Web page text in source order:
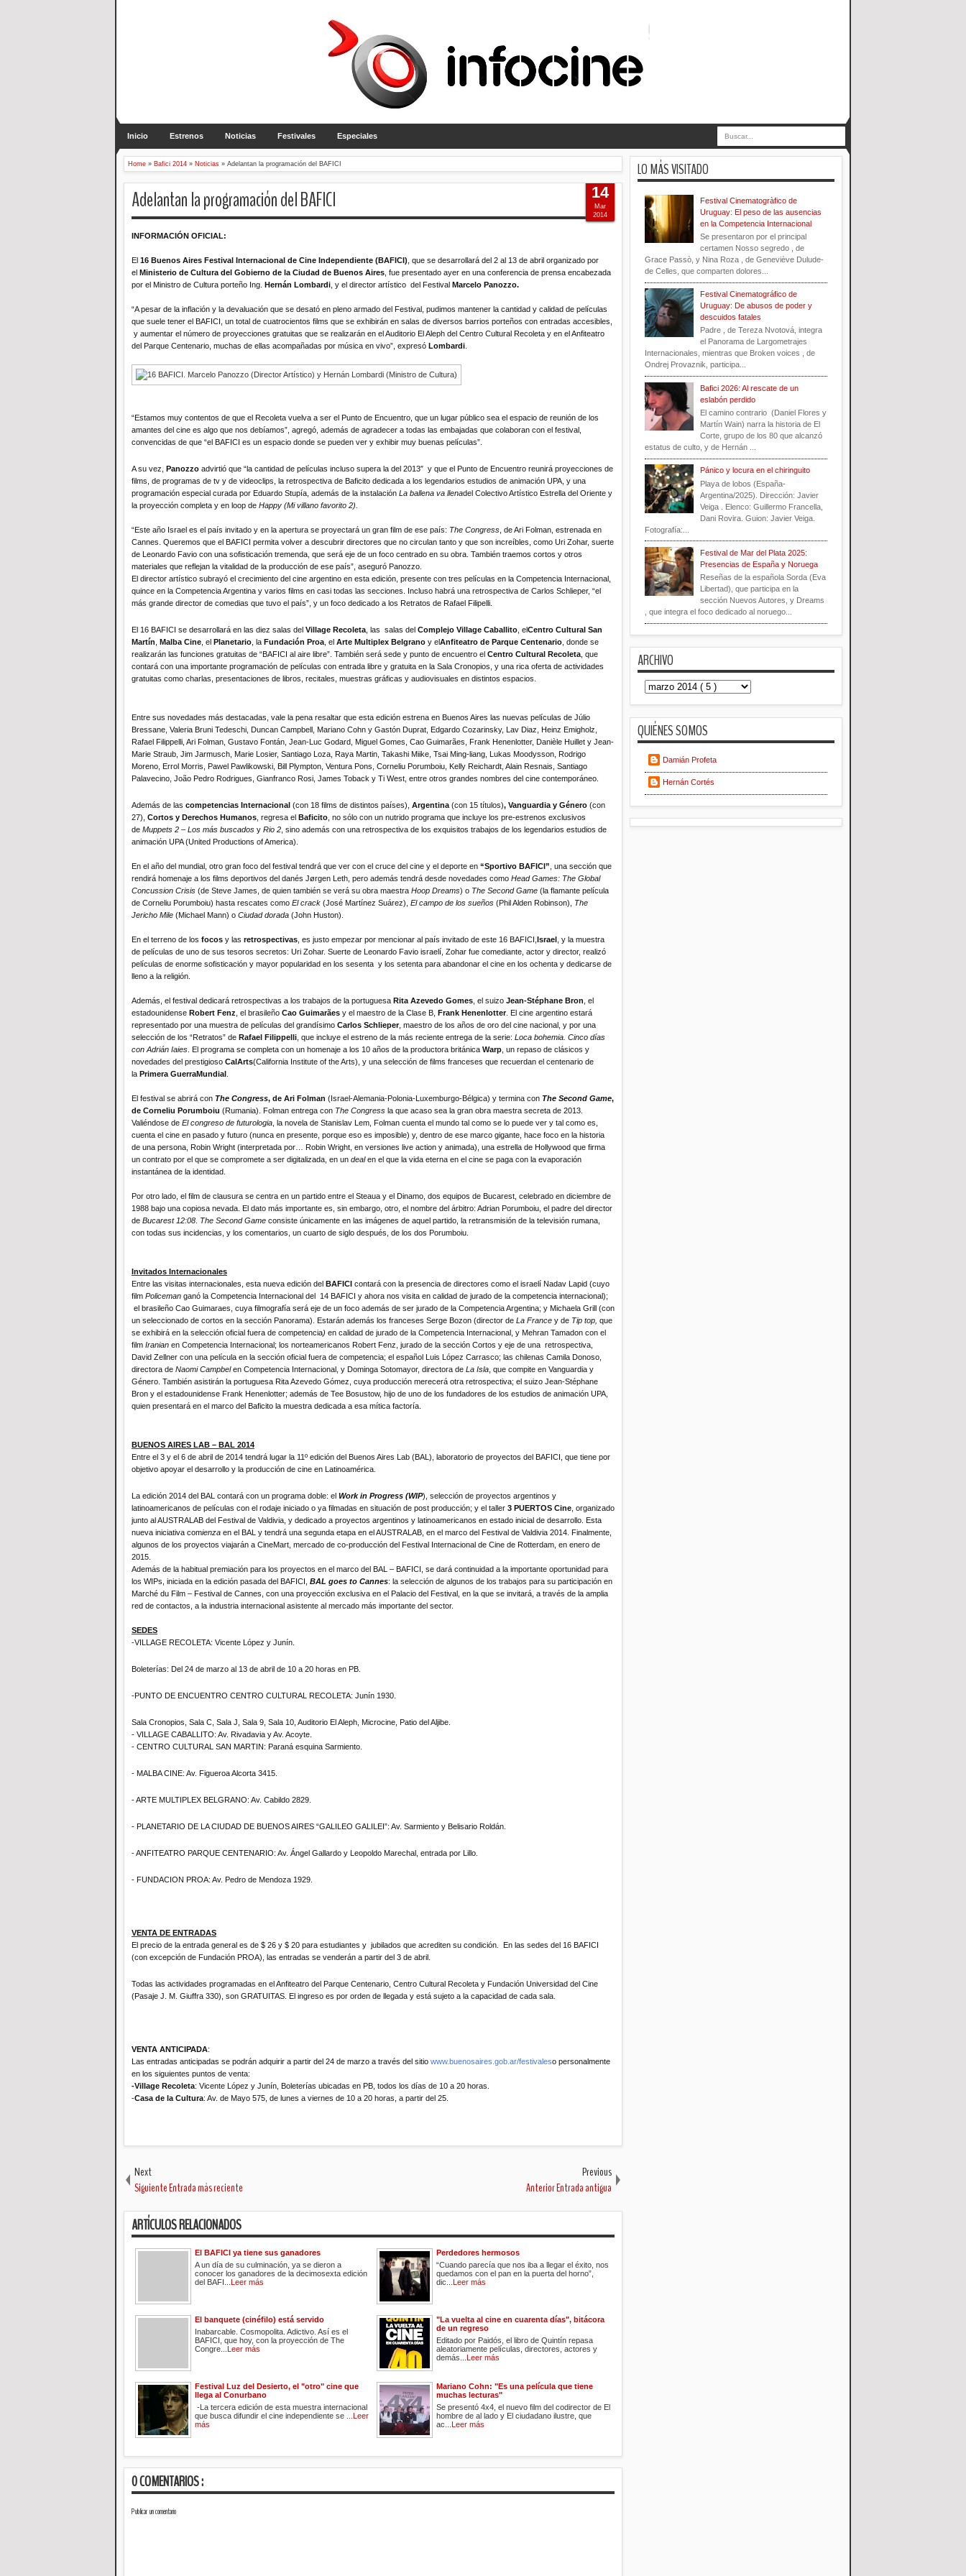
Inicio Estrenos Noticias Festivales Especiales
Home » Bafici 2014 » Noticias » Adelantan la programación del BAFICI
Adelantan la programación del BAFICI
INFORMACIÓN OFICIAL:
El 16 Buenos Aires Festival Internacional de Cine Independiente (BAFICI) , que se desarrollará del 2 al 13 de abril organizado por
el Ministerio de Cultura del Gobierno de la Ciudad de Buenos Aires , fue presentado ayer en una conferencia de prensa encabezada
por el Ministro de Cultura porteño Ing. Hernán Lombardi , y el director artístico del Festival Marcelo Panozzo.
“A pesar de la inflación y la devaluación que se desató en pleno armado del Festival, pudimos mantener la cantidad y calidad de películas
que suele tener el BAFICI, un total de cuatrocientos films que se exhibirán en salas de diversos barrios porteños con entradas accesibles,
y aumentar el número de proyecciones gratuitas que se realizarán en el Auditorio El Aleph del Centro Cultural Recoleta y en el Anfiteatro
del Parque Centenario, muchas de ellas acompañadas por música en vivo”, expresó Lombardi
“Estamos muy contentos de que el Recoleta vuelva a ser el Punto de Encuentro, que un lugar público sea el espacio de reunión de los
amantes del cine es algo que nos debíamos”, agregó, además de agradecer a todas las embajadas que colaboran con el festival,
convencidas de que “el BAFICI es un espacio donde se pueden ver y exhibir muy buenas películas”.
A su vez, Panozzo advirtió que “la cantidad de películas incluso supera la del 2013″ y que el Punto de Encuentro reunirá proyecciones de
films, de programas de tv y de videoclips, la retrospectiva de Baficito dedicada a los legendarios estudios de animación UPA, y una
programación especial curada por Eduardo Stupía, además de la instalación La ballena va llenadel Colectivo Artístico Estrella del Oriente y
la proyección completa y en loop de Happy (Mi villano favorito 2).
“Este año Israel es el país invitado y en la apertura se proyectará un gran film de ese país: The Congress , de Ari Folman, estrenada en
Cannes. Queremos que el BAFICI permita volver a descubrir directores que no circulan tanto y que son increíbles, como Uri Zohar, suerte
de Leonardo Favio con una sofisticación tremenda, que será eje de un foco centrado en su obra. También traemos cortos y otros
materiales que reflejan la vitalidad de la producción de ese país”, aseguró Panozzo.
El director artístico subrayó el crecimiento del cine argentino en esta edición, presente con tres películas en la Competencia Internacional,
quince en la Competencia Argentina y varios films en casi todas las secciones. Incluso habrá una retrospectiva de Carlos Schlieper, “el
más grande director de comedias que tuvo el país”, y un foco dedicado a los Retratos de Rafael Filipelli.
El 16 BAFICI se desarrollará en las diez salas del Village Recoleta , las salas del Complejo Village Caballito , elCentro Cultural San
Martín Malba Cine , el Planetario , la Fundación Proa , el Arte Multiplex Belgrano y elAnfiteatro de Parque Centenario , donde se
realizarán las funciones gratuitas de “BAFICI al aire libre”. También será sede y punto de encuentro el Centro Cultural Recoleta , que
contará con una importante programación de películas con entrada libre y gratuita en la Sala Cronopios, y una rica oferta de actividades
gratuitas como charlas, presentaciones de libros, recitales, muestras gráficas y audiovisuales en distintos espacios.
Entre sus novedades más destacadas, vale la pena resaltar que esta edición estrena en Buenos Aires las nuevas películas de Júlio
Bressane, Valeria Bruni Tedeschi, Duncan Campbell, Mariano Cohn y Gastón Duprat, Edgardo Cozarinsky, Lav Diaz, Heinz Emigholz,
Rafael Filippelli, Ari Folman, Gustavo Fontán, Jean-Luc Godard, Miguel Gomes, Cao Guimarães, Frank Henenlotter, Danièle Huillet y Jean-
Marie Straub, Jim Jarmusch, Marie Losier, Santiago Loza, Raya Martin, Takashi Miike, Tsai Ming-liang, Lukas Moodysson, Rodrigo
Moreno, Errol Morris, Pawel Pawlikowski, Bill Plympton, Ventura Pons, Corneliu Porumboiu, Kelly Reichardt, Alain Resnais, Santiago
Palavecino, João Pedro Rodrigues, Gianfranco Rosi, James Toback y Ti West, entre otros grandes nombres del cine contemporáneo.
Además de las competencias Internacional (con 18 films de distintos países), Argentina (con 15 títulos), Vanguardia y Género (con
27), Cortos y Derechos Humanos , regresa el Baficito , no sólo con un nutrido programa que incluye los pre-estrenos exclusivos
de Muppets 2 – Los más buscados y Rio 2 , sino además con una retrospectiva de los exquisitos trabajos de los legendarios estudios de
animación UPA (United Productions of America).
En el año del mundial, otro gran foco del festival tendrá que ver con el cruce del cine y el deporte en “Sportivo BAFICI” , una sección que
rendirá homenaje a los films deportivos del danés Jørgen Leth, pero además tendrá desde novedades como Head Games: The Global
Concussion Crisis (de Steve James, de quien también se verá su obra maestra Hoop Dreams) o The Second Game (la flamante película
de Corneliu Porumboiu) hasta rescates como El crack (José Martínez Suárez), El campo de los sueños (Phil Alden Robinson),
The
Jericho Mile (Michael Mann) o Ciudad dorada (John Huston).
En el terreno de los focos y las retrospectivas , es justo empezar por mencionar al país invitado de este 16 BAFICI, Israel , y la muestra
de películas de uno de sus tesoros secretos: Uri Zohar. Suerte de Leonardo Favio israelí, Zohar fue comediante, actor y director, realizó
películas de enorme sofisticación y mayor popularidad en los sesenta y los setenta para abandonar el cine en los ochenta y dedicarse de
lleno a la religión.
Además, el festival dedicará retrospectivas a los trabajos de la portuguesa Rita Azevedo Gomes , el suizo Jean-Stéphane Bron , el
estadounidense Robert Fenz , el brasileño Cao Guimarães y el maestro de la Clase B, Frank Henenlotter. El cine argentino estará
representado por una muestra de películas del grandísimo Carlos Schlieper, maestro de los años de oro del cine nacional, y por una
selección de los “Retratos” de Rafael Filippelli , que incluye el estreno de la más reciente entrega de la serie: Loca bohemia. Cinco días
con Adrián Iaies . El programa se completa con un homenaje a los 10 años de la productora británica Warp , un repaso de clásicos y
novedades del prestigioso CalArts(California Institute of the Arts), y una selección de films franceses que recuerdan el centenario de
la Primera GuerraMundial
El festival se abrirá con The Congress, de Ari Folman (Israel-Alemania-Polonia-Luxemburgo-Bélgica) y termina con The Second Game,
de Corneliu Porumboiu (Rumania). Folman entrega con The Congress la que acaso sea la gran obra maestra secreta de 2013.
Valiéndose de El congreso de futurologia , la novela de Stanislav Lem, Folman cuenta el mundo tal como se lo puede ver y tal como es,
cuenta el cine en pasado y futuro (nunca en presente, porque eso es imposible) y, dentro de ese marco gigante, hace foco en la historia
de una persona, Robin Wright (interpretada por… Robin Wright, en versiones live action y animada), una estrella de Hollywood que firma
un contrato por el que se compromete a ser digitalizada, en un deal en el que la vida eterna en el cine se paga con la evaporación
instantánea de la identidad.
Por otro lado, el film de clausura se centra en un partido entre el Steaua y el Dinamo, dos equipos de Bucarest, celebrado en diciembre de
1988 bajo una copiosa nevada. El dato más importante es, sin embargo, otro, el nombre del árbitro: Adrian Porumboiu, el padre del director
de Bucarest 12:08 The Second Game consiste únicamente en las imágenes de aquel partido, la retransmisión de la televisión rumana,
con todas sus incidencias, y los comentarios, un cuarto de siglo después, de los dos Porumboiu.
Invitados Internacionales
Entre las visitas internacionales, esta nueva edición del BAFICI contará con la presencia de directores como el israelí Nadav Lapid (cuyo
film Policeman ganó la Competencia Internacional del 14 BAFICI y ahora nos visita en calidad de jurado de la competencia internacional);
el brasileño Cao Guimaraes, cuya filmografía será eje de un foco además de ser jurado de la Competencia Argentina; y Michaela Grill (con
un seleccionado de cortos en la sección Panorama). Estarán además los franceses Serge Bozon (director de La France y de Tip top, que
se exhibirá en la selección oficial fuera de competencia) en calidad de jurado de la Competencia Internacional, y Mehran Tamadon con el
film Iranian en Competencia Internacional; los norteamericanos Robert Fenz, jurado de la sección Cortos y eje de una retrospectiva,
David Zellner con una película en la sección oficial fuera de competencia; el español Luis López Carrasco; las chilenas Camila Donoso,
directora de Naomi Campbelen Competencia Internacional, y Dominga Sotomayor, directora de La Isla , que compite en Vanguardia y
Género. También asistirán la portuguesa Rita Azevedo Gómez, cuya producción merecerá otra retrospectiva; el suizo Jean-Stéphane
Bron y el estadounidense Frank Henenlotter; además de Tee Bosustow, hijo de uno de los fundadores de los estudios de animación UPA,
quien presentará en el marco del Baficito la muestra dedicada a esa mítica factoría.
BUENOS AIRES LAB – BAL 2014
Entre el 3 y el 6 de abril de 2014 tendrá lugar la 11º edición del Buenos Aires Lab (BAL), laboratorio de proyectos del BAFICI, que tiene por
objetivo apoyar el desarrollo y la producción de cine en Latinoamérica.
La edición 2014 del BAL contará con un programa doble: el Work in Progress (WIP), selección de proyectos argentinos y
latinoamericanos de películas con el rodaje iniciado o ya filmadas en situación de post producción; y el taller 3 PUERTOS Cine , organizado
junto al AUSTRALAB del Festival de Valdivia, y dedicado a proyectos argentinos y latinoamericanos en estado inicial de desarrollo. Esta
nueva iniciativa comienza en el BAL y tendrá una segunda etapa en el AUSTRALAB, en el marco del Festival de Valdivia 2014. Finalmente,
algunos de los proyectos viajarán a CineMart, mercado de co-producción del Festival Internacional de Cine de Rotterdam, en enero de
2015.
Además de la habitual premiación para los proyectos en el marco del BAL – BAFICI, se dará continuidad a la importante oportunidad para
los WIPs, iniciada en la edición pasada del BAFICI, BAL goes to Cannes: la selección de algunos de los trabajos para su participación en
Marché du Film – Festival de Cannes, con una proyección exclusiva en el Palacio del Festival, en la que se invitará, a través de la amplia
red de contactos, a la industria internacional asistente al mercado más importante del sector.
SEDES
-VILLAGE RECOLETA: Vicente López y Junín.
Boleterías: Del 24 de marzo al 13 de abril de 10 a 20 horas en PB.
-PUNTO DE ENCUENTRO CENTRO CULTURAL RECOLETA: Junín 1930.
Sala Cronopios, Sala C, Sala J, Sala 9, Sala 10, Auditorio El Aleph, Microcine, Patio del Aljibe.
- VILLAGE CABALLITO: Av. Rivadavia y Av. Acoyte.
- CENTRO CULTURAL SAN MARTIN: Paraná esquina Sarmiento.
- MALBA CINE: Av. Figueroa Alcorta 3415.
- ARTE MULTIPLEX BELGRANO: Av. Cabildo 2829.
- PLANETARIO DE LA CIUDAD DE BUENOS AIRES “GALILEO GALILEI”: Av. Sarmiento y Belisario Roldán.
- ANFITEATRO PARQUE CENTENARIO: Av. Ángel Gallardo y Leopoldo Marechal, entrada por Lillo.
- FUNDACION PROA: Av. Pedro de Mendoza 1929.
VENTA DE ENTRADAS
El precio de la entrada general es de $ 26 y $ 20 para estudiantes y jubilados que acrediten su condición. En las sedes del 16 BAFICI
(con excepción de Fundación PROA), las entradas se venderán a partir del 3 de abril.
Todas las actividades programadas en el Anfiteatro del Parque Centenario, Centro Cultural Recoleta y Fundación Universidad del Cine
(Pasaje J. M. Giuffra 330), son GRATUITAS. El ingreso es por orden de llegada y está sujeto a la capacidad de cada sala.
VENTA ANTICIPADA:
Las entradas anticipadas se podrán adquirir a partir del 24 de marzo a través del sitio www.buenosaires.gob.ar/festivaleso personalmente
en los siguientes puntos de venta:
-Village Recoleta: Vicente López y Junín, Boleterías ubicadas en PB, todos los días de 10 a 20 horas.
-Casa de la Cultura: Av. de Mayo 575, de lunes a viernes de 10 a 20 horas, a partir del 25.
14
Mar
2014
Next
Siguiente Entrada más reciente
Previous
Anterior Entrada antigua
ARTÍCULOS RELACIONADOS
El BAFICI ya tiene sus ganadores
A un día de su culminación, ya se dieron a
conocer los ganadores de la decimosexta edición
del BAFI...
Leer más
Perdedores hermosos
“Cuando parecía que nos iba a llegar el éxito, nos
quedamos con el pan en la puerta del horno”,
dic...
Leer más
El banquete (cinéfilo) está servido
Inabarcable. Cosmopolita. Adictivo. Así es el
BAFICI, que hoy, con la proyección de The
Congre...
Leer más
"La vuelta al cine en cuarenta días", bitácora
de un regreso
Editado por Paidós, el libro de Quintín repasa
aleatoriamente películas, directores, actores y
demás...
Leer más
Festival Luz del Desierto, el "otro" cine que
llega al Conurbano
-La tercera edición de esta muestra internacional
que busca difundir el cine independiente se ...
Leer
más
Mariano Cohn: "Es una película que tiene
muchas lecturas"
Se presentó 4x4, el nuevo film del codirector de El
hombre de al lado y El ciudadano ilustre, que
ac...
Leer más
0 COMENTARIOS :
Publicar un comentario
LO MÁS VISITADO
Festival Cinematogràfico de
Uruguay: El peso de las ausencias
en la Competencia Internacional
Se presentaron por el principal
certamen Nosso segredo , de
Grace Passò, y Nina Roza , de Geneviève Dulude-
de Celles, que comparten dolores...
Festival Cinematográfico de
Uruguay: De abusos de poder y
descuidos fatales
Padre , de Tereza Nvotová, integra
el Panorama de Largometrajes
Internacionales, mientras que Broken voices , de
Ondrej Provaznik, participa...
Bafici 2026: Al rescate de un
eslabón perdido
El camino contrario (Daniel Flores y
Martín Wain) narra la historia de El
Corte, grupo de los 80 que alcanzó
estatus de culto, y de Hernán ...
Pánico y locura en el chiringuito
Playa de lobos (España-
Argentina/2025). Dirección: Javier
Veiga . Elenco: Guillermo Francella,
Dani Rovira. Guion: Javier Veiga.
Fotografía:...
Festival de Mar del Plata 2025:
Presencias de España y Noruega
Reseñas de la española Sorda (Eva
Libertad), que participa en la
sección Nuevos Autores, y Dreams
, que integra el foco dedicado al noruego...
ARCHIVO
QUIÉNES SOMOS
Damián Profeta
Hernán Cortés